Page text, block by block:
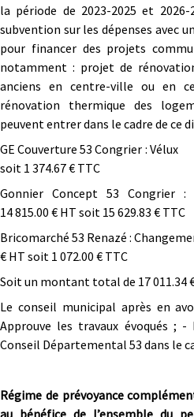
la période de 2023-2025 et
subvention sur les dépenses avec
pour financer des projets
notamment : projet de
anciens en centre-ville ou en
rénovation thermique des
peuvent entrer dans le cadre de ce
GE Couverture 53
soit 1 374.67 € TTC
Gonnier Concept 53 Congrier :
14 815.00 € HT soit 15 629.83 € TTC
Bricomarché 53 Renazé :
€ HT soit 1 072.00 € TTC
Soit un montant total de 17 011.34
Le conseil municipal après en
Approuve les travaux évoqués ; -
Conseil Départemental 53 dans le
Régime de prévoyance
au bénéfice de l’ensemble du